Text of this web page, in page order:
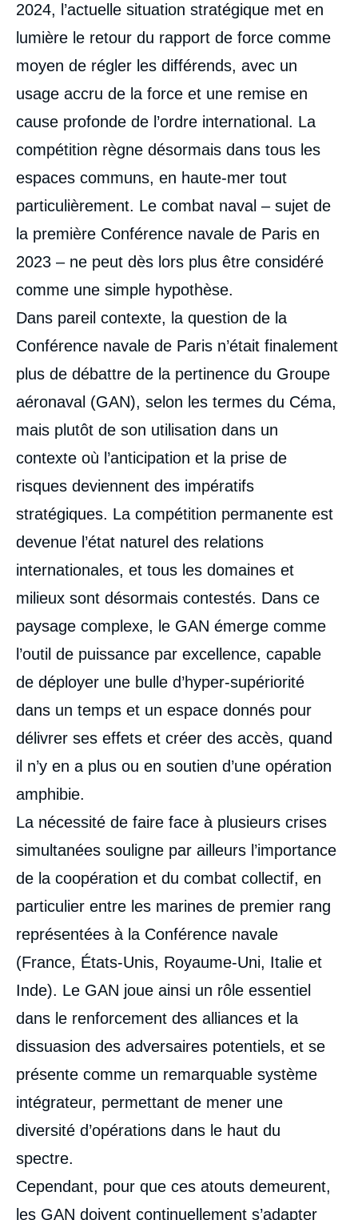
2024, l’actuelle situation stratégique met en
lumière le retour du rapport de force comme
moyen de régler les différends, avec un
usage accru de la force et une remise en
cause profonde de l’ordre international. La
compétition règne désormais dans tous les
espaces communs, en haute-mer tout
particulièrement. Le combat naval – sujet de
la première Conférence navale de Paris en
2023 – ne peut dès lors plus être considéré
comme une simple hypothèse.
Dans pareil contexte, la question de la
Conférence navale de Paris n’était finalement
plus de débattre de la pertinence du Groupe
aéronaval (GAN), selon les termes du Céma,
mais plutôt de son utilisation dans un
contexte où l’anticipation et la prise de
risques deviennent des impératifs
stratégiques. La compétition permanente est
devenue l’état naturel des relations
internationales, et tous les domaines et
milieux sont désormais contestés. Dans ce
paysage complexe, le GAN émerge comme
l’outil de puissance par excellence, capable
de déployer une bulle d’hyper-supériorité
dans un temps et un espace donnés pour
délivrer ses effets et créer des accès, quand
il n’y en a plus ou en soutien d’une opération
amphibie.
La nécessité de faire face à plusieurs crises
simultanées souligne par ailleurs l’importance
de la coopération et du combat collectif, en
particulier entre les marines de premier rang
représentées à la Conférence navale
(France, États-Unis, Royaume-Uni, Italie et
Inde). Le GAN joue ainsi un rôle essentiel
dans le renforcement des alliances et la
dissuasion des adversaires potentiels, et se
présente comme un remarquable système
intégrateur, permettant de mener une
diversité d’opérations dans le haut du
spectre.
Cependant, pour que ces atouts demeurent,
les GAN doivent continuellement s’adapter